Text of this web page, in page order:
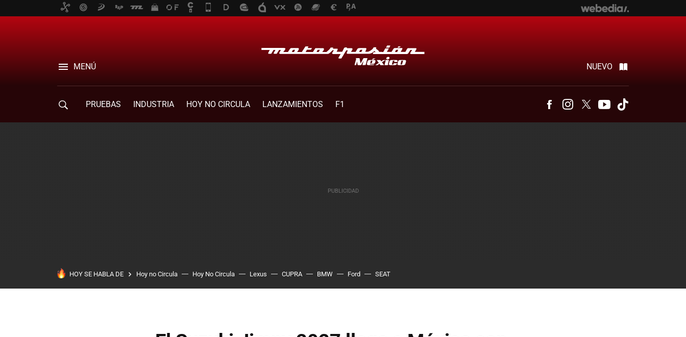
MENÚ NUEVO
PRUEBAS INDUSTRIA HOY NO CIRCULA LANZAMIENTOS F1 FacebookInstagram
Twitter Youtube
HOY SE HABLA DE Hoy no Circula Hoy No Circula Lexus CUPRA BMW Ford SEAT